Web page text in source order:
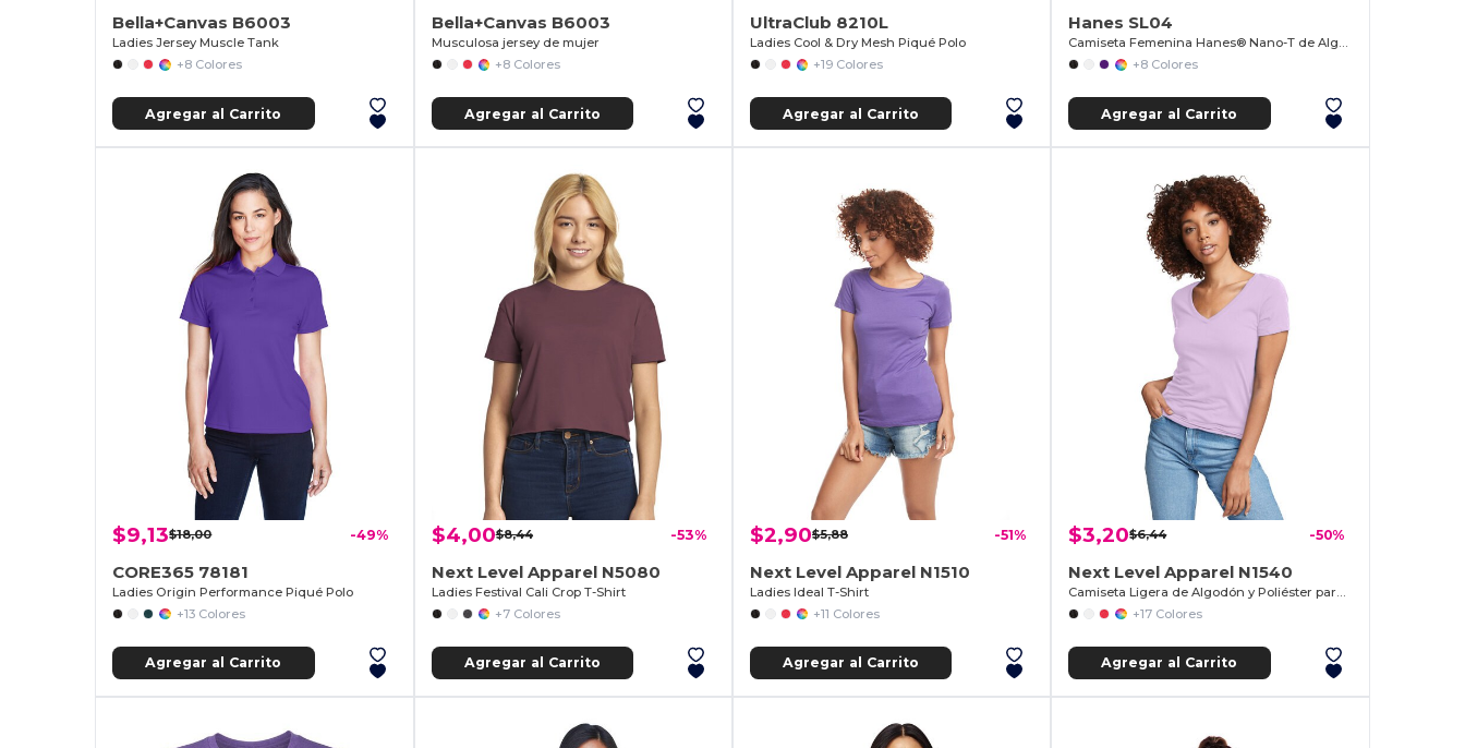
Bella+Canvas B6003
Ladies Jersey Muscle Tank
+8 Colores
Agregar al Carrito
Bella+Canvas B6003
Musculosa jersey de mujer
+8 Colores
Agregar al Carrito
UltraClub 8210L
Ladies Cool & Dry Mesh Piqué Polo
+19 Colores
Agregar al Carrito
Hanes SL04
Camiseta Femenina Hanes® Nano-T de Algodón Suave
+8 Colores
Agregar al Carrito
$9,13$18,00 -49%
CORE365 78181
Ladies Origin Performance Piqué Polo
+13 Colores
Agregar al Carrito
$4,00$8,44 -53%
Next Level Apparel N5080
Ladies Festival Cali Crop T-Shirt
+7 Colores
Agregar al Carrito
$2,90$5,88 -51%
Next Level Apparel N1510
Ladies Ideal T-Shirt
+11 Colores
Agregar al Carrito
$3,20$6,44 -50%
Next Level Apparel N1540
+17 Colores
Agregar al Carrito